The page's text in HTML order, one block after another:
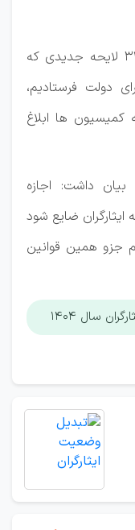
وی گفت: در جزء یک بند «ت» ماده 31 لایحه جدیدی که
دولت فرستادیم،
ها ابلاغ
بیان داشت: اجازه
ضایع شود
جزو همین قوانین
سال ۱۴۰۴